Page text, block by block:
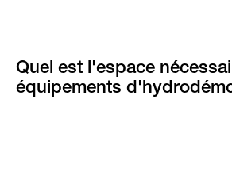
Quel est l'espace
équipements